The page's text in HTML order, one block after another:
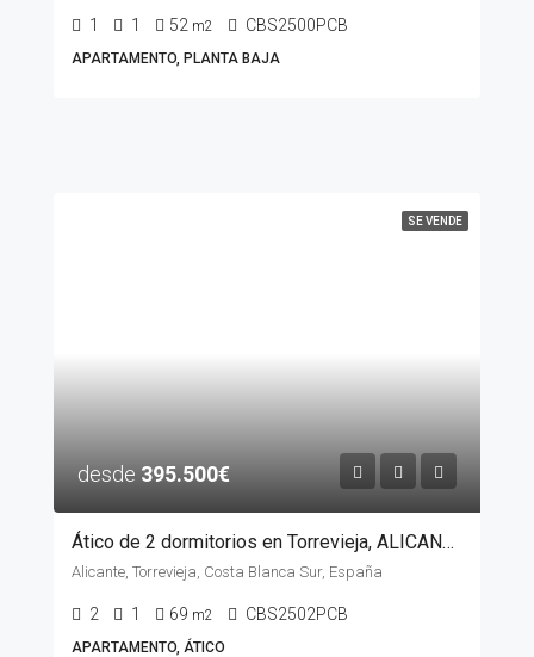
1 1 52 m2 CBS2500PCB
APARTAMENTO, PLANTA BAJA
SE VENDE
desde 395.500€
Ático de 2 dormitorios en Torrevieja, ALICANTE
Alicante, Torrevieja, Costa Blanca Sur, España
2 1 69 m2 CBS2502PCB
APARTAMENTO, ÁTICO